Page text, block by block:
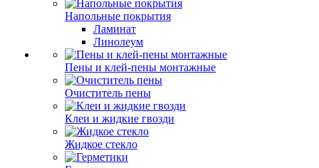
Напольные покрытия
Ламинат
Линолеум
Пены и клей-пены монтажные
Очиститель пены
Клеи и жидкие гвозди
Жидкое стекло